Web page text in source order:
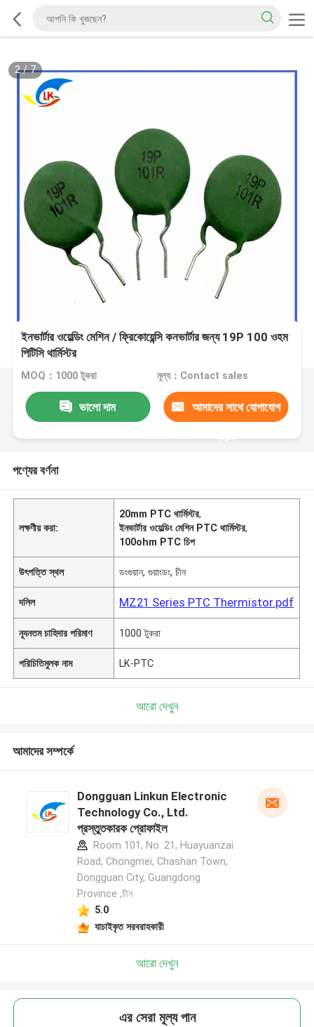
2/7
ইনভার্টার ওয়েল্ডিং মেশিন / ফ্রিকোয়েন্সি কনভার্টার জন্য 19P 100 ওহম
পিটিসি থার্মিস্টর
MOQ：1000 টুকরা মূল্য：Contact sales
ভালো দাম আমাদের সাথে যোগাযোগ
করুন
পণ্যের বর্ণনা
লক্ষণীয় করা:
20mm PTC থার্মিস্টর,
ইনভার্টার ওয়েল্ডিং মেশিন PTC থার্মিস্টর,
100ohm PTC চিপ
উৎপত্তি স্থল ডংগুয়ান, গুয়াংডং, চীন
দলিল MZ21 Series PTC Thermistor.pdf
ন্যূনতম চাহিদার পরিমাণ 1000 টুকরা
পরিচিতিমুলক নাম LK-PTC
আরো দেখুন
আমাদের সম্পর্কে
Dongguan Linkun Electronic
Technology Co., Ltd.
প্রস্তুতকারক প্রোফাইল
Room 101, No. 21, Huayuanzai
Road, Chongmei, Chashan Town,
Dongguan City, Guangdong
Province ,চীন
5.0
যাচাইকৃত সরবরাহকারী
আরো দেখুন
এর সেরা মূল্য পান